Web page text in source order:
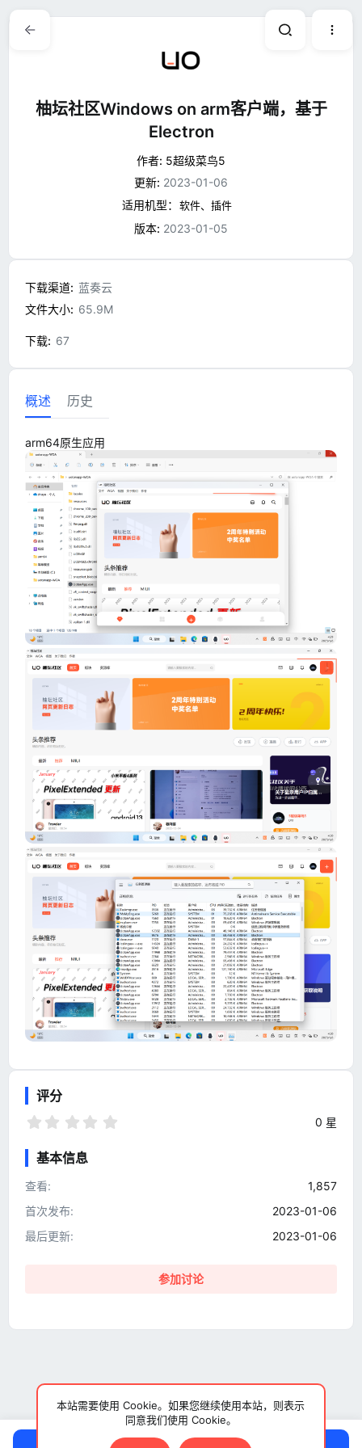
柚坛社区Windows on arm客户端，基于
Electron
作者: 5超级菜鸟5
更新: 2023-01-06
适用机型：
软件、插件
版本: 2023-01-05
下载渠道 蓝奏云
文件大小
65.9M
下载 67
概述 历史
arm64原生应用
评分
0 星
基本信息
查看
1,857
首次发布
2023-01-06
最后更新
2023-01-06
参加讨论
本站需要使用 Cookie。如果您继续使用本站，则表示
同意我们使用 Cookie。